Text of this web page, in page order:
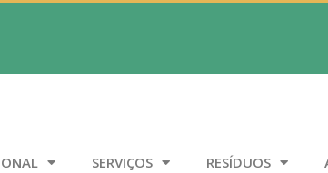
SERVIÇOS RESÍDUOS